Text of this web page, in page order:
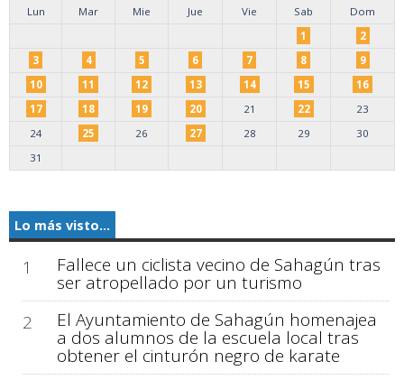
Lun
Mar Mie Jue Vie Sab
Dom
1
2
3
4 5 6 7 8
9
10
11 12 13 14 15
16
17
18 19 20 21 22
23
24
25 26 27 28 29
30
31
Lo más visto...
1 Fallece un ciclista vecino de Sahagún tras
ser atropellado por un turismo
2
El Ayuntamiento de Sahagún homenajea
a dos alumnos de la escuela local tras
obtener el cinturón negro de karate